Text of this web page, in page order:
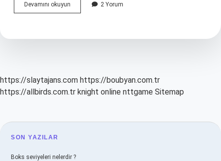
Devamını okuyun Çocuklar
Ne
Uyur
2 Yorum
https://slaytajans.com https://boubyan.com.tr
https://allbirds.com.tr knight online nttgame Sitemap
SIDEBAR
SON YAZILAR
Boks seviyeleri nelerdir ?